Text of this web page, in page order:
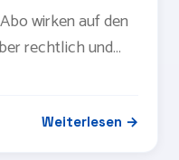
wirken auf den
rechtlich und
Weiterlesen →